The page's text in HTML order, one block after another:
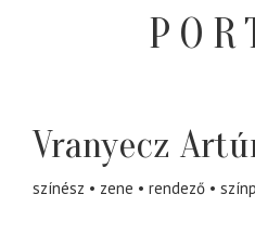
Vranyecz
színész zene rendező